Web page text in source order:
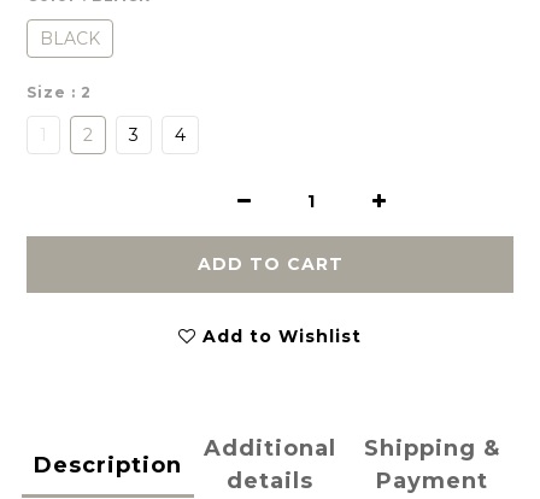
BLACK
Size : 2
1 2 3 4
ADD TO CART
Add to Wishlist
Description
Additional
details
Shipping &
Payment